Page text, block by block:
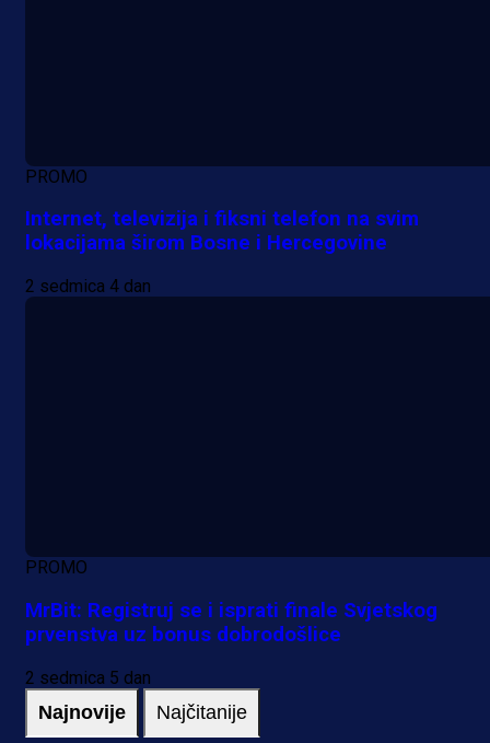
PROMO
Internet, televizija i fiksni telefon na svim
lokacijama širom Bosne i Hercegovine
2 sedmica 4 dan
PROMO
MrBit: Registruj se i isprati finale Svjetskog
prvenstva uz bonus dobrodošlice
2 sedmica 5 dan
Najnovije Najčitanije